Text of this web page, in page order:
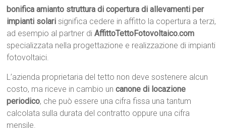
bonifica amianto struttura di copertura di allevamenti per
impianti solari significa cedere in affitto la copertura a terzi,
ad esempio al partner diAffittoTettoFotovoltaico.com
specializzata nella progettazione e realizzazione di impianti
fotovoltaici.
L’azienda proprietaria del tetto non deve sostenere alcun
costo, ma riceve in cambio uncanone di locazione
periodico, che può essere una cifra fissa una tantum
calcolata sulla durata del contratto oppure una cifra
mensile.